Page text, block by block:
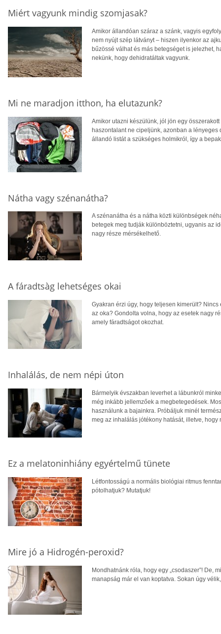
Miért vagyunk mindig szomjasak?
Amikor állandóan száraz a szánk, vagyis
nem nyújt szép látványt – hiszen ilyenkor az
bűzössé válhat és más betegséget is jelezhet,
nekünk, hogy dehidratáltak vagyunk.
Mi ne maradjon itthon, ha elutazunk?
Amikor utazni készülünk, jól jön egy
haszontalant ne cipeljünk, azonban a
állandó listát a szükséges holmikról, így a
Nátha vagy szénanátha?
A szénanátha és a nátha közti különbségek
betegek meg tudják különböztetni, ugyanis az
nagy része mérsékelhető.
A fáradtsàg lehetséges okai
Gyakran érzi úgy, hogy teljesen kimerült?
az oka? Gondolta volna, hogy az esetek nagy
amely fáradtságot okozhat.
Inhalálás, de nem népi úton
Bármelyik évszakban leverhet a lábunkról
még inkább jellemzőek a megbetegedések.
használunk a bajainkra. Próbáljuk minél
meg az inhalálás jótékony hatását, illetve,
Ez a melatoninhiány egyértelmű tünete
Létfontosságú a normális biológiai ritmus
pótolhatjuk? Mutatjuk!
Mire jó a Hidrogén-peroxid?
Mondhatnánk róla, hogy egy „csodaszer”! De,
manapság már el van koptatva. Sokan úgy